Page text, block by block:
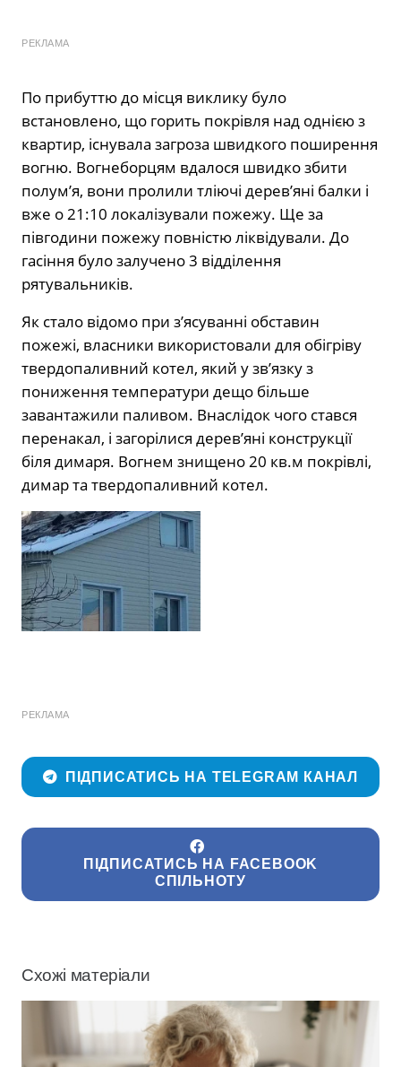
РЕКЛАМА
По прибуттю до місця виклику було
встановлено, що горить покрівля над однією з
квартир, існувала загроза швидкого поширення
вогню. Вогнеборцям вдалося швидко збити
полум’я, вони пролили тліючі дерев’яні балки і
вже о 21:10 локалізували пожежу. Ще за
півгодини пожежу повністю ліквідували. До
гасіння було залучено 3 відділення
рятувальників.
Як стало відомо при з’ясуванні обставин
пожежі, власники використовали для обігріву
твердопаливний котел, який у зв’язку з
пониження температури дещо більше
завантажили паливом. Внаслідок чого стався
перенакал, і загорілися дерев’яні конструкції
біля димаря. Вогнем знищено 20 кв.м покрівлі,
димар та твердопаливний котел.
РЕКЛАМА
ПІДПИСАТИСЬ НА TELEGRAM КАНАЛ
ПІДПИСАТИСЬ НА FACEBOOK
СПІЛЬНОТУ
Схожі матеріали